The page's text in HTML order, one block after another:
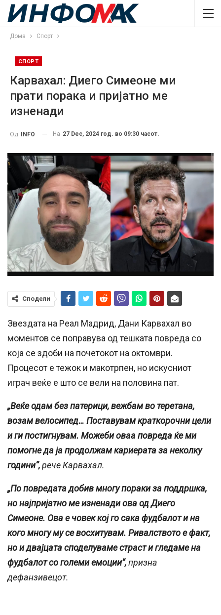
Дома Спорт
СПОРТ
Карвахал: Диего Симеоне ми
прати порака и пријатно ме
изненади
Од INFO На 27 Dec, 2024 год. во 09:30 часот.
Сподели
Звездата на Реал Мадрид, Дани Карвахал во
моментов се поправува од тешката повреда со
која се здоби на почетокот на октомври.
Процесот е тежок и макотрпен, но искусниот
играч веќе е што се вели на половина пат.
„Веќе одам без патерици, вежбам во теретана,
возам велосипед… Поставувам краткорочни цели
и ги постигнувам. Можеби оваа повреда ќе ми
помогне да ја продолжам кариерата за неколку
години“,рече Карвахал.
„По повредата добив многу пораки за поддршка,
но најпријатно ме изненади ова од Диего
Симеоне. Ова е човек кој го сака фудбалот и на
кого многу му се восхитувам. Ривалството е факт,
но и двајцата споделуваме страст и гледаме на
фудбалот со големи емоции“,призна
дефанзивецот.